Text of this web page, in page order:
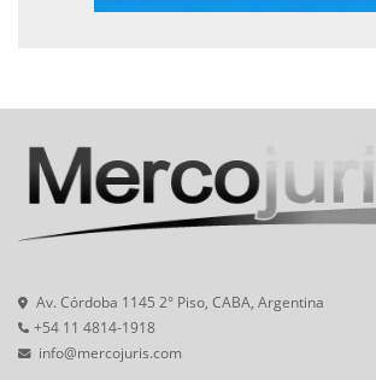
Av. Córdoba 1145 2° Piso, CABA, Argentina
+54 11 4814-1918
info@mercojuris.com